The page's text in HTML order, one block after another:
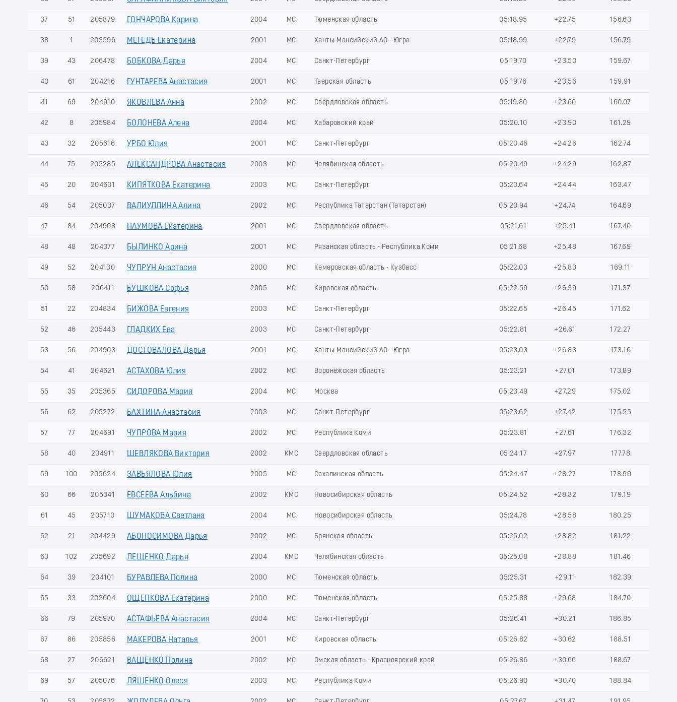
37 51 205879 ГОНЧАРОВА Карина 2004 МС Тюменская область 05:18.95 +22.75 156.63
38 1 203596 МЕГЕДЬ Екатерина 2001 МС Ханты-Мансийский АО - Югра 05:18.99 +22.79 156.79
39 43 206478 БОБКОВА Дарья 2004 МС Санкт-Петербург 05:19.70 +23.50 159.67
40 61 204216 ГУНТАРЕВА Анастасия 2001 МС Тверская область 05:19.76 +23.56 159.91
41 69 204910 ЯКОВЛЕВА Анна 2002 МС Свердловская область 05:19.80 +23.60 160.07
42 8 205984 БОЛОНЕВА Алена 2004 МС Хабаровский край 05:20.10 +23.90 161.29
43 32 205616 УРБО Юлия 2001 МС Санкт-Петербург 05:20.46 +24.26 162.74
44 75 205285 АЛЕКСАНДРОВА Анастасия 2003 МС Челябинская область 05:20.49 +24.29 162.87
45 20 204601 КИПЯТКОВА Екатерина 2003 МС Санкт-Петербург 05:20.64 +24.44 163.47
46 54 205037 ВАЛИУЛЛИНА Алина 2002 МС Республика Татарстан (Татарстан) 05:20.94 +24.74 164.69
47 84 204908 НАУМОВА Екатерина 2001 МС Свердловская область 05:21.61 +25.41 167.40
48 48 204377 БЫЛИНКО Арина 2001 МС Рязанская область - Республика Коми 05:21.68 +25.48 167.69
49 52 204130 ЧУПРУН Анастасия 2000 МС Кемеровская область - Кузбасс 05:22.03 +25.83 169.11
50 58 206411 БУШКОВА Софья 2005 МС Кировская область 05:22.59 +26.39 171.37
51 22 204834 БИЖОВА Евгения 2003 МС Санкт-Петербург 05:22.65 +26.45 171.62
52 46 205443 ГЛАДКИХ Ева 2003 МС Санкт-Петербург 05:22.81 +26.61 172.27
53 56 204903 ДОСТОВАЛОВА Дарья 2001 МС Ханты-Мансийский АО - Югра 05:23.03 +26.83 173.16
54 41 204621 АСТАХОВА Юлия 2002 МС Воронежская область 05:23.21 +27.01 173.89
55 35 205365 СИДОРОВА Мария 2004 МС Москва 05:23.49 +27.29 175.02
56 62 205272 БАХТИНА Анастасия 2003 МС Санкт-Петербург 05:23.62 +27.42 175.55
57 77 204691 ЧУПРОВА Мария 2002 МС Республика Коми 05:23.81 +27.61 176.32
58 40 204911 ШЕВЛЯКОВА Виктория 2002 КМС Свердловская область 05:24.17 +27.97 177.78
59 100 205624 ЗАВЬЯЛОВА Юлия 2005 МС Сахалинская область 05:24.47 +28.27 178.99
60 66 205341 ЕВСЕЕВА Альбина 2002 КМС Новосибирская область 05:24.52 +28.32 179.19
61 45 205710 ШУМАКОВА Светлана 2004 МС Новосибирская область 05:24.78 +28.58 180.25
62 21 204429 АБОНОСИМОВА Дарья 2002 МС Брянская область 05:25.02 +28.82 181.22
63 102 205692 ЛЕЩЕНКО Дарья 2004 КМС Челябинская область 05:25.08 +28.88 181.46
64 39 204101 БУРАВЛЕВА Полина 2000 МС Тюменская область 05:25.31 +29.11 182.39
65 33 203604 ОЩЕПКОВА Екатерина 2000 МС Тюменская область 05:25.88 +29.68 184.70
66 79 205970 АСТАФЬЕВА Анастасия 2004 МС Санкт-Петербург 05:26.41 +30.21 186.85
67 86 205856 МАКЕРОВА Наталья 2001 МС Кировская область 05:26.82 +30.62 188.51
68 27 206621 ВАЩЕНКО Полина 2002 МС Омская область - Красноярский край 05:26.86 +30.66 188.67
69 57 205076 ЛЯШЕНКО Олеся 2003 МС Республика Коми 05:26.90 +30.70 188.84